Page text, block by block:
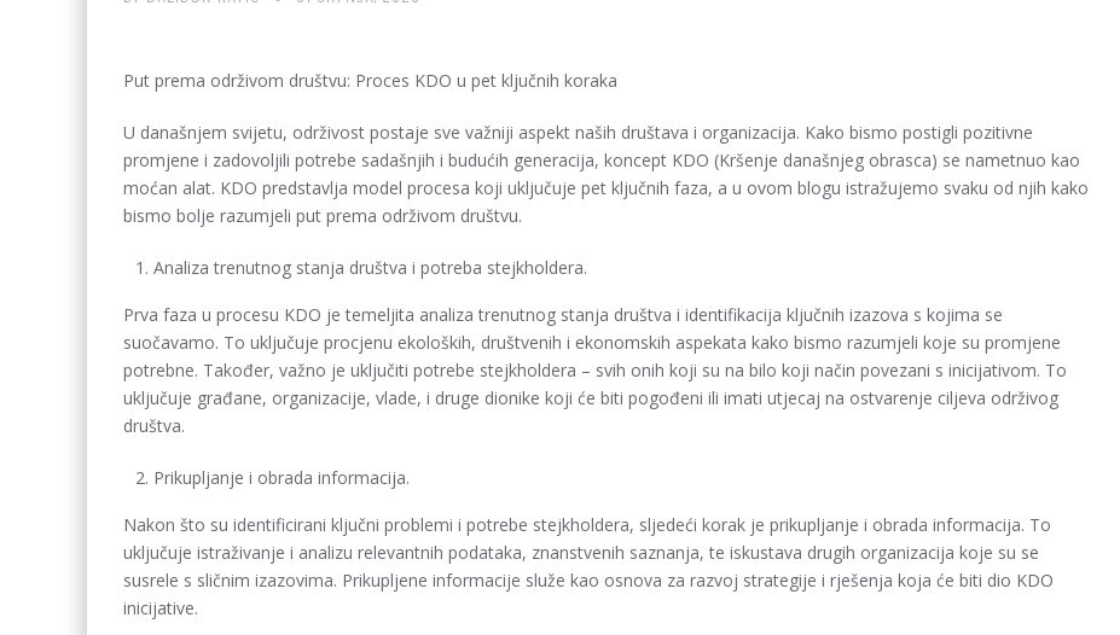
Put prema održivom društvu: Proces KDO u pet ključnih koraka
U današnjem svijetu, održivost postaje sve važniji aspekt naših društava i organizacija. Kako bismo postigli pozitivne
promjene i zadovoljili potrebe sadašnjih i budućih generacija, koncept KDO (Kršenje današnjeg obrasca) se nametnuo kao
moćan alat. KDO predstavlja model procesa koji uključuje pet ključnih faza, a u ovom blogu istražujemo svaku od njih kako
bismo bolje razumjeli put prema održivom društvu.
Analiza trenutnog stanja društva i potreba stejkholdera.
Prva faza u procesu KDO je temeljita analiza trenutnog stanja društva i identifikacija ključnih izazova s kojima se
suočavamo. To uključuje procjenu ekoloških, društvenih i ekonomskih aspekata kako bismo razumjeli koje su promjene
potrebne. Također, važno je uključiti potrebe stejkholdera – svih onih koji su na bilo koji način povezani s inicijativom. To
uključuje građane, organizacije, vlade, i druge dionike koji će biti pogođeni ili imati utjecaj na ostvarenje ciljeva održivog
društva.
Prikupljanje i obrada informacija.
Nakon što su identificirani ključni problemi i potrebe stejkholdera, sljedeći korak je prikupljanje i obrada informacija. To
uključuje istraživanje i analizu relevantnih podataka, znanstvenih saznanja, te iskustava drugih organizacija koje su se
susrele s sličnim izazovima. Prikupljene informacije služe kao osnova za razvoj strategije i rješenja koja će biti dio KDO
inicijative.